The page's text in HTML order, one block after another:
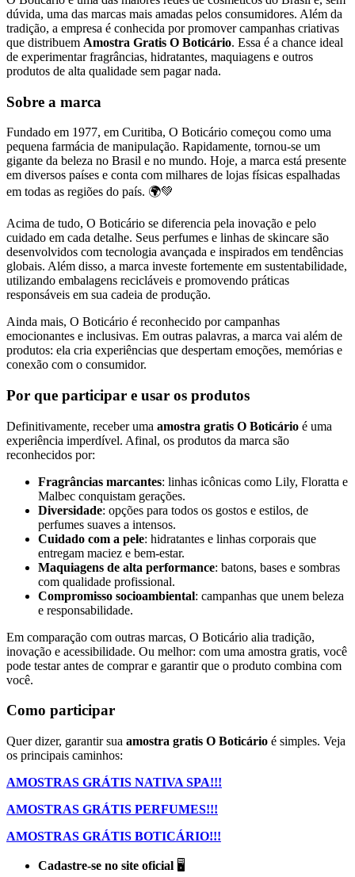
dúvida, uma das marcas mais amadas pelos consumidores. Além da
tradição, a empresa é conhecida por promover campanhas criativas
que distribuem Amostra Gratis O Boticário. Essa é a chance ideal
de experimentar fragrâncias, hidratantes, maquiagens e outros
produtos de alta qualidade sem pagar nada.
Sobre a marca
Fundado em 1977, em Curitiba, O Boticário começou como uma
pequena farmácia de manipulação. Rapidamente, tornou-se um
gigante da beleza no Brasil e no mundo. Hoje, a marca está presente
em diversos países e conta com milhares de lojas físicas espalhadas
em todas as regiões do país. 🌍💚
Acima de tudo, O Boticário se diferencia pela inovação e pelo
cuidado em cada detalhe. Seus perfumes e linhas de skincare são
desenvolvidos com tecnologia avançada e inspirados em tendências
globais. Além disso, a marca investe fortemente em sustentabilidade,
utilizando embalagens recicláveis e promovendo práticas
responsáveis em sua cadeia de produção.
Ainda mais, O Boticário é reconhecido por campanhas
emocionantes e inclusivas. Em outras palavras, a marca vai além de
produtos: ela cria experiências que despertam emoções, memórias e
conexão com o consumidor.
Por que participar e usar os produtos
Definitivamente, receber uma amostra gratis O Boticário é uma
experiência imperdível. Afinal, os produtos da marca são
reconhecidos por:
Fragrâncias marcantes: linhas icônicas como Lily, Floratta e
Malbec conquistam gerações.
Diversidade: opções para todos os gostos e estilos, de
perfumes suaves a intensos.
Cuidado com a pele: hidratantes e linhas corporais que
entregam maciez e bem-estar.
Maquiagens de alta performance: batons, bases e sombras
com qualidade profissional.
Compromisso socioambiental: campanhas que unem beleza
e responsabilidade.
Em comparação com outras marcas, O Boticário alia tradição,
inovação e acessibilidade. Ou melhor: com uma amostra gratis, você
pode testar antes de comprar e garantir que o produto combina com
você.
Como participar
Quer dizer, garantir sua amostra gratis O Boticário é simples. Veja
os principais caminhos:
AMOSTRAS GRÁTIS NATIVA SPA!!!
AMOSTRAS GRÁTIS PERFUMES!!!
AMOSTRAS GRÁTIS BOTICÁRIO!!!
Cadastre-se no site oficial 🖥️